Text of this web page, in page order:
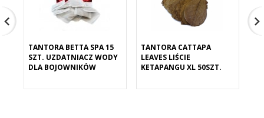
TANTORA BETTA SPA 15
SZT. UZDATNIACZ WODY
DLA BOJOWNIKÓW
TANTORA CATTAPA
LEAVES LIŚCIE
KETAPANGU XL 50SZT.